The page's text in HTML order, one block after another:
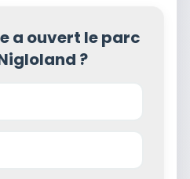
a ouvert le parc
?